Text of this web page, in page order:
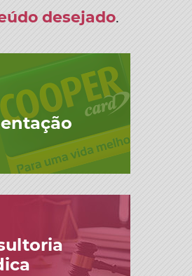
desejado.